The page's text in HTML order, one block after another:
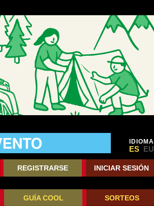
IDIOMA
ES EU
REGISTRARSE INICIAR SESIÓN
GUÍA COOL SORTEOS